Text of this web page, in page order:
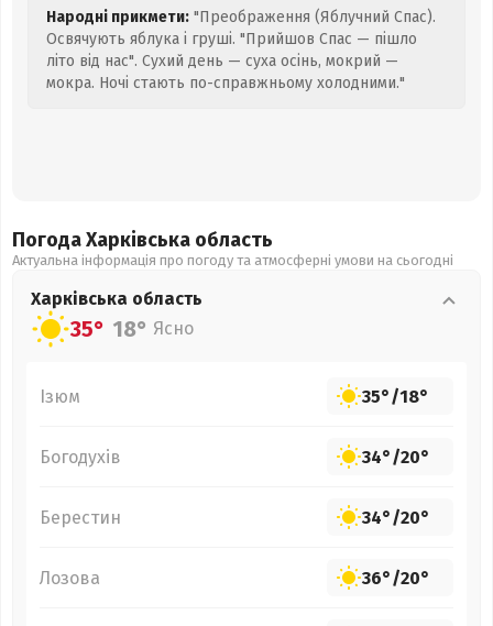
Народні прикмети: "Преображення (Яблучний Спас).
Освячують яблука і груші. "Прийшов Спас — пішло
літо від нас". Сухий день — суха осінь, мокрий —
мокра. Ночі стають по-справжньому холодними."
Погода Харківська область
Актуальна інформація про погоду та атмосферні умови на сьогодні
Харківська область
35° 18° Ясно
Ізюм 35°/18°
Богодухів 34°/20°
Берестин 34°/20°
Лозова 36°/20°